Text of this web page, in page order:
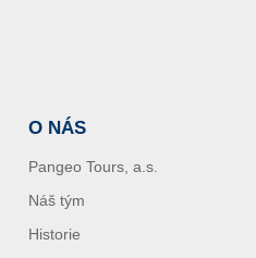
O NÁS
Pangeo Tours, a.s.
Náš tým
Historie